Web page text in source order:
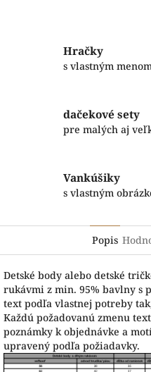
Hračky
s vlastným menom
dačekové sety
pre malých aj
Vankúšiky
s vlastným
Popis
Detské body alebo detské
rukávmi z min. 95% bavlny s
text podľa vlastnej potreby
Každú požadovanú zmenu
poznámky k objednávke a
upravený podľa požiadavky.